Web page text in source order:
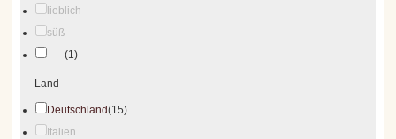
lieblich
süß
-----(1)
Land
Deutschland(15)
Italien